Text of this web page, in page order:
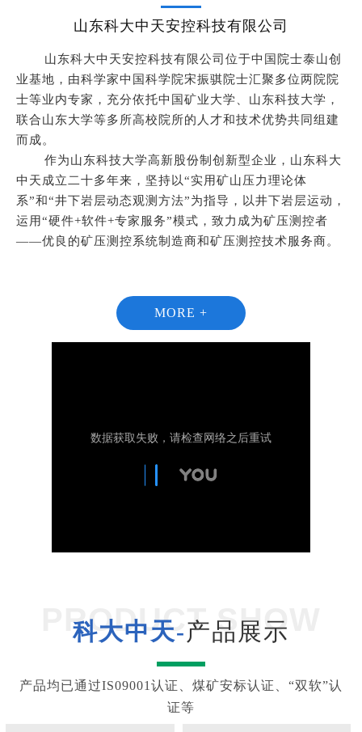
1 2
山东科大中天安控科技有限公司
山东科大中天安控科技有限公司位于中国院士泰山创
业基地，由科学家中国科学院宋振骐院士汇聚多位两院院
士等业内专家，充分依托中国矿业大学、山东科技大学，
联合山东大学等多所高校院所的人才和技术优势共同组建
而成。
作为山东科技大学高新股份制创新型企业，山东科大
中天成立二十多年来，坚持以“实用矿山压力理论体
系”和“井下岩层动态观测方法”为指导，以井下岩层运动，
运用“硬件+软件+专家服务”模式，致力成为矿压测控者
——优良的矿压测控系统制造商和矿压测控技术服务商。
MORE +
PRODUCT SHOW
科大中天-产品展示
产品均已通过IS09001认证、煤矿安标认证、“双软”认
证等